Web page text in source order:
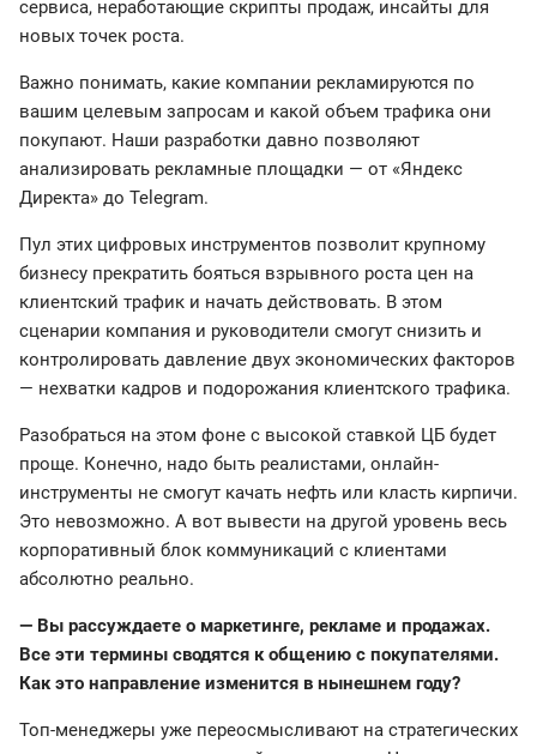
сервиса, неработающие скрипты продаж, инсайты для
новых точек роста.
Важно понимать, какие компании рекламируются по
вашим целевым запросам и какой объем трафика они
покупают. Наши разработки давно позволяют
анализировать рекламные площадки — от «Яндекс
Директа» до Telegram.
Пул этих цифровых инструментов позволит крупному
бизнесу прекратить бояться взрывного роста цен на
клиентский трафик и начать действовать. В этом
сценарии компания и руководители смогут снизить и
контролировать давление двух экономических факторов
— нехватки кадров и подорожания клиентского трафика.
Разобраться на этом фоне с высокой ставкой ЦБ будет
проще. Конечно, надо быть реалистами, онлайн-
инструменты не смогут качать нефть или класть кирпичи.
Это невозможно. А вот вывести на другой уровень весь
корпоративный блок коммуникаций с клиентами
абсолютно реально.
— Вы рассуждаете о маркетинге, рекламе и продажах.
Все эти термины сводятся к общению с покупателями.
Как это направление изменится в нынешнем году?
Топ-менеджеры уже переосмысливают на стратегических